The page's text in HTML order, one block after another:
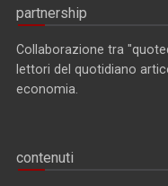
partnership
Collaborazione tra
lettori del quotidiano
economia.
contenuti